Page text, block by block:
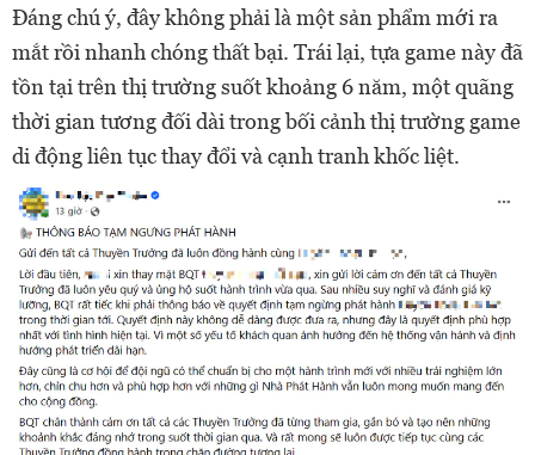
Đáng chú ý, đây không phải là một sản phẩm mới ra
mắt rồi nhanh chóng thất bại. Trái lại, tựa game này đã
tồn tại trên thị trường suốt khoảng 6 năm, một quãng
thời gian tương đối dài trong bối cảnh thị trường game
di động liên tục thay đổi và cạnh tranh khốc liệt.